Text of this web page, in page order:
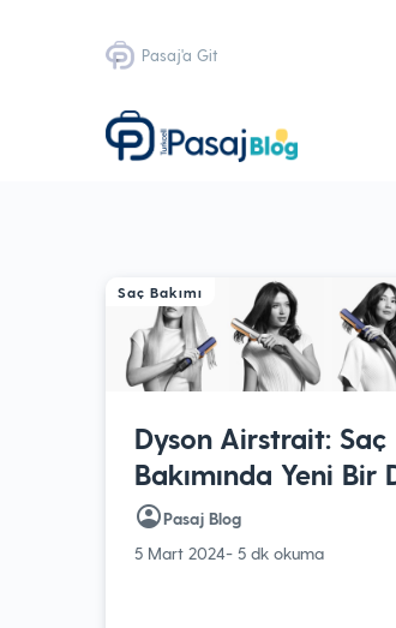
Pasaj'a Git
Saç Bakımı
Dyson Airstrait: Saç
Bakımında Yeni Bir
Pasaj Blog
5 Mart 2024- 5 dk okuma